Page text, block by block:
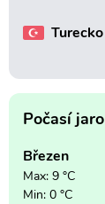
Turecko
Počasí jaro
Březen
Max: 9 °C
Min: 0 °C